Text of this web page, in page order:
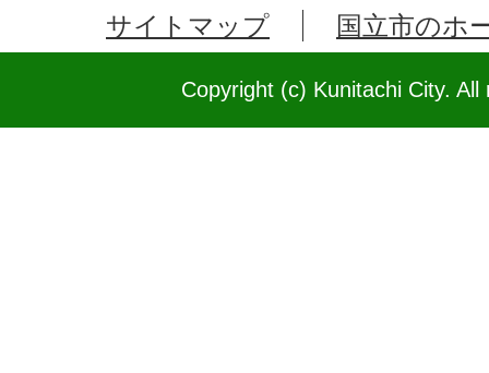
サイトマップ 国立市のホ
Copyright (c) Kunitachi City.